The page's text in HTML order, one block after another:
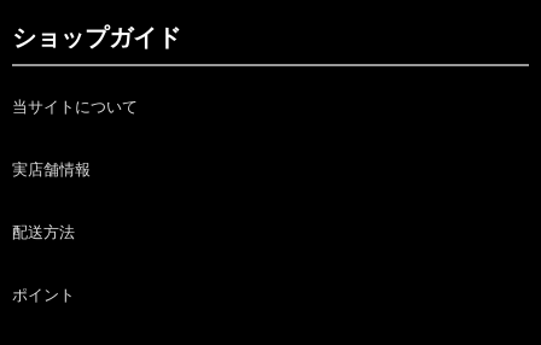
ショップガイド
当サイトについて
実店舗情報
配送方法
ポイント